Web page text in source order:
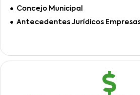
Concejo Municipal
Antecedentes Jurídicos